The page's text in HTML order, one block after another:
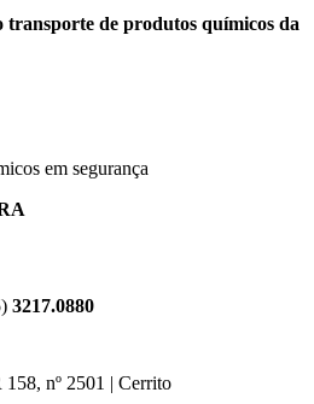
transporte de produtos químicos da
3217.0880
158, nº 2501 | Cerrito